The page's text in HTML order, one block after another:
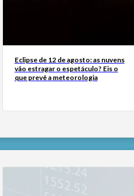
Eclipse de 12 de agosto: as nuvens
vão estragar o espetáculo? Eis o
que prevê a meteorologia